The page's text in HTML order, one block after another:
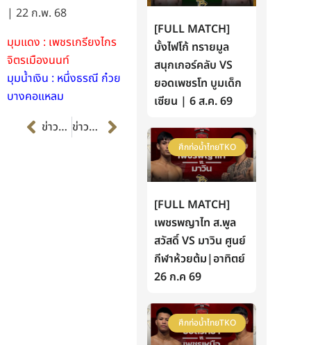
| 22 ก.พ. 68
มุมแดง : เพชรเกรียงไกร
จิตรเมืองนนท์
มุมน้ำเงิน : หนึ่งธรณี ก๋วย
บางคอแหลม
Prevข่าวก่อนหน้า ข่าวต่อไป Next
[FULL MATCH]
บั้งไฟโก้ ทรายมูล
สนุกเกอร์คลับ VS
ยอดเพชรโท บูมเด็ก
เซียน | 6 ส.ค. 69
ศึกท่อน้ำไทยTKO
[FULL MATCH]
เพชรพญาไท ส.พูล
สวัสดิ์ VS มาวิน ศูนย์
กีฬาห้วยต้ม|อาทิตย์
26 ก.ค 69
ศึกท่อน้ำไทยTKO